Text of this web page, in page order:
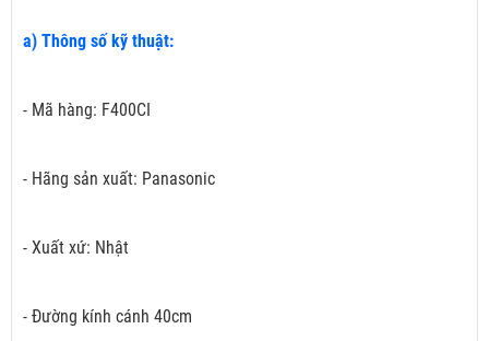
a) Thông số kỹ thuật:
- Mã hàng: F400CI
- Hãng sản xuất: Panasonic
- Xuất xứ: Nhật
- Đường kính cánh 40cm